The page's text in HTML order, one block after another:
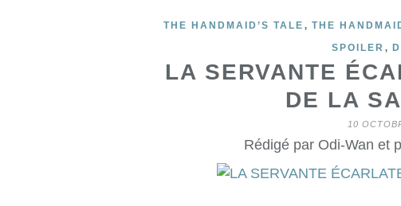
THE HANDMAID’S TALE , THE
SPOILER ,
LA SERVANTE
DE LA
10
Rédigé par Odi-Wan et